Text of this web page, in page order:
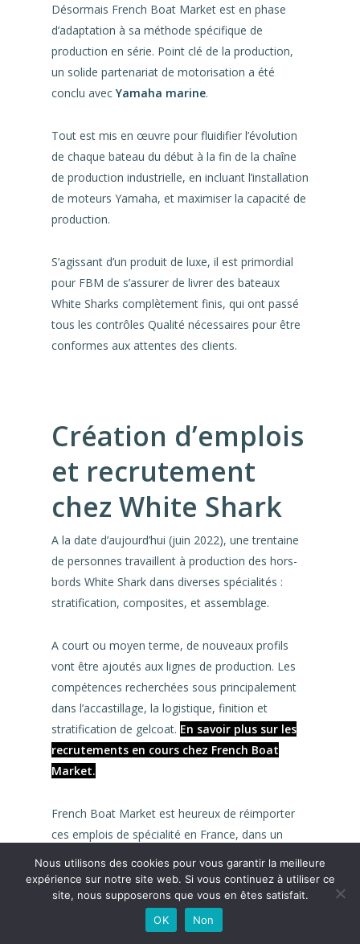
Désormais French Boat Market est en phase
d’adaptation à sa méthode spécifique de
production en série. Point clé de la production,
un solide partenariat de motorisation a été
conclu avec Yamaha marine.
Tout est mis en œuvre pour fluidifier l’évolution
de chaque bateau du début à la fin de la chaîne
de production industrielle, en incluant l’installation
de moteurs Yamaha, et maximiser la capacité de
production.
S’agissant d’un produit de luxe, il est primordial
pour FBM de s’assurer de livrer des bateaux
White Sharks complètement finis, qui ont passé
tous les contrôles Qualité nécessaires pour être
conformes aux attentes des clients.
Création d’emplois
et recrutement
chez White Shark
A la date d’aujourd’hui (juin 2022), une trentaine
de personnes travaillent à production des hors-
bords White Shark dans diverses spécialités :
stratification, composites, et assemblage.
A court ou moyen terme, de nouveaux profils
vont être ajoutés aux lignes de production. Les
compétences recherchées sous principalement
dans l’accastillage, la logistique, finition et
stratification de gelcoat. En savoir plus sur les
recrutements en cours chez French Boat
Market.
French Boat Market est heureux de réimporter
ces emplois de spécialité en France, dans un
vraiment importante.
L’objectif de l’entreprise est la production de 120
Nous utilisons des cookies pour vous garantir la meilleure
expérience sur notre site web. Si vous continuez à utiliser ce
site, nous supposerons que vous en êtes satisfait.
OK
Non